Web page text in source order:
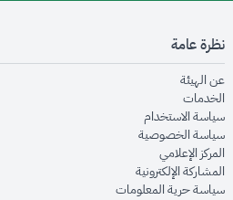
نظرة عامة
عن الهيئةopens in new window
الخدماتopens in new window
سياسة الاستخدام
سياسة الخصوصيةopens in new window
المركز الإعلاميopens in new window
المشاركة الإلكترونيةopens in new window
سياسة حرية المعلوماتopens in new window